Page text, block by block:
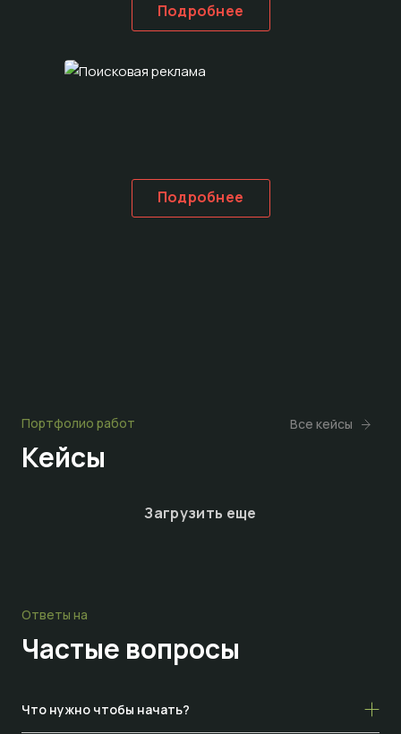
Подробнее
Подробнее
Портфолио работ
Кейсы
Все кейсы
Загрузить еще
Ответы на
Частые вопросы
Что нужно чтобы начать?